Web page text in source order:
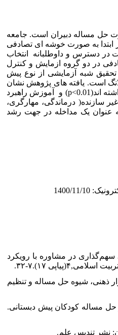
حل مساله دبیران است. جامعه
نمونه گیری در ابتدا به صورت خوشه ای تصادفی
و سپس از بین ۷۰ نفر دبیران این مدرسه، ۵۰ نفر به صورت در دسترس و داوطلبانه انتخاب
در دو گروه ازمایش و کنترل
اجرا شد. روش تحقیق شبه آزمایشی از نوع پیش
است. یافته های پژوهش نشان
اند(p<0.01) و آموزش راهبرد
سازنده( درماندگی، مهارگری،
عنوان یک مداخله در جهت رشد
مطالعه کیفی الگوی سهم‌گذاری در مشاوره با رویکرد
۱۷).۷-۳۲.
ذهن آگاهی بر نشخوار ذهنی، شیوه حل مساله و تنظیم
تاثیر اموزش خود تنظیمی بر حل مساله کودکان پیش دبستانی.